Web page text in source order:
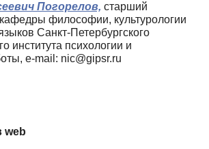
Погорелов, старший
философии, культурологии
Санкт-Петербургского
института психологии и
e-mail: nic@gipsr.ru
web